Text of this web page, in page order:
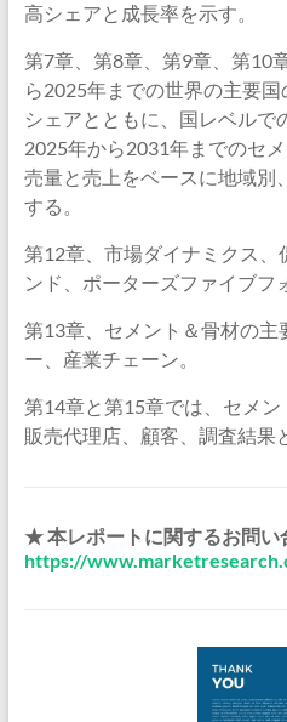
高シェアと成長率を示す。
第7章、第8章、第9章、第10
ら2025年までの世界の主要
シェアとともに、国レベルで
2025年から2031年までのセ
売量と売上をベースに地域別
する。
第12章、市場ダイナミクス、
ンド、ポーターズファイブフ
第13章、セメント＆骨材の主
ー、産業チェーン。
第14章と第15章では、セメン
販売代理店、顧客、調査結果
★ 本レポートに関するお問
https://